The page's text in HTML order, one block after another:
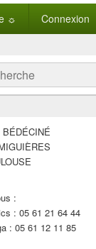
☼ Connexion
:
: 05 61 21 64 44
: 05 61 12 11 85